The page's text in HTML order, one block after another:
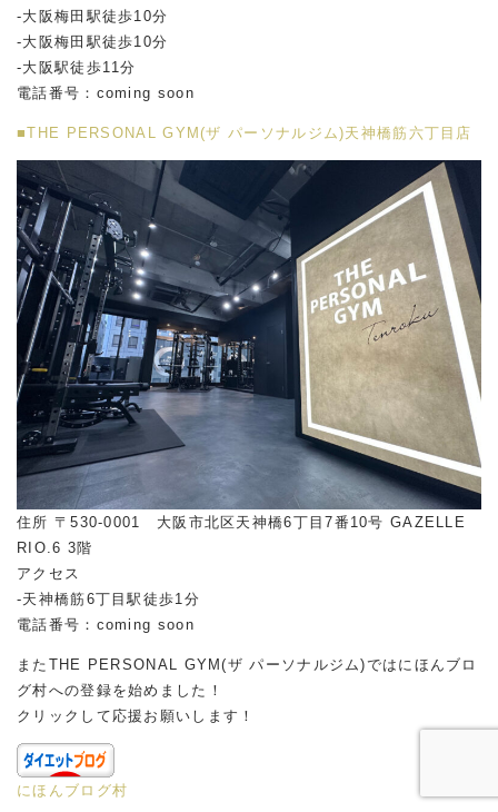
-大阪梅田駅徒歩10分
-大阪梅田駅徒歩10分
-大阪駅徒歩11分
電話番号：coming soon
■THE PERSONAL GYM(ザ パーソナルジム)天神橋筋六丁目店
住所 〒530-0001 大阪市北区天神橋6丁目7番10号 GAZELLE
RIO.6 3階
アクセス
-天神橋筋6丁目駅徒歩1分
電話番号：coming soon
またTHE PERSONAL GYM(ザ パーソナルジム)ではにほんブロ
グ村への登録を始めました！
クリックして応援お願いします！
にほんブログ村